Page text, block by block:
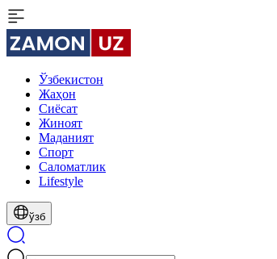
Ўзбекистон
Жаҳон
Сиёсат
Жиноят
Маданият
Спорт
Cаломатлик
Lifestyle
ўзб